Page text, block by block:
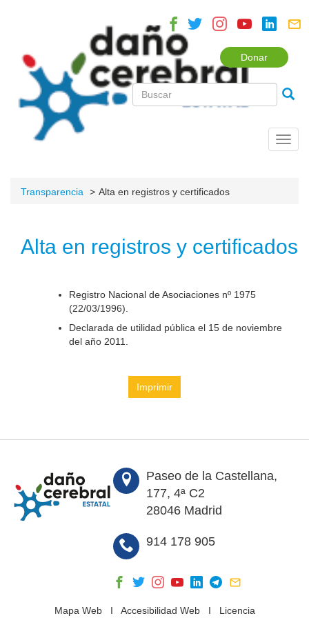
Donar
Transparencia Alta en registros y certificados
Alta en registros y certificados
Registro Nacional de Asociaciones nº 1975
(22/03/1996).
Declarada de utilidad pública el 15 de noviembre
del año 2011.
Imprimir
Paseo de la Castellana,
177, 4ª C2
28046 Madrid
914 178 905
Mapa WebI Accesibilidad WebI Licencia